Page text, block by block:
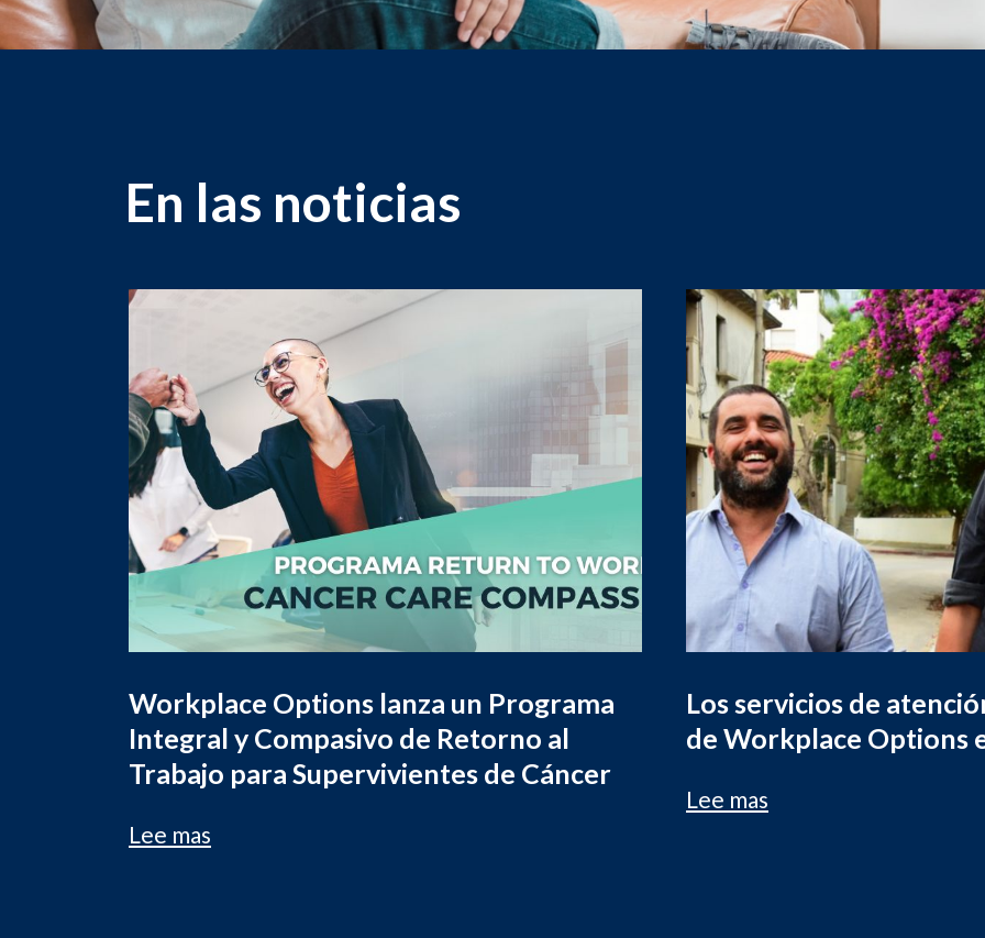
En las noticias
Workplace Options lanza un Programa
Integral y Compasivo de Retorno al
Trabajo para Supervivientes de Cáncer
Lee mas
Los servicios de
de Workplace Options
Lee mas